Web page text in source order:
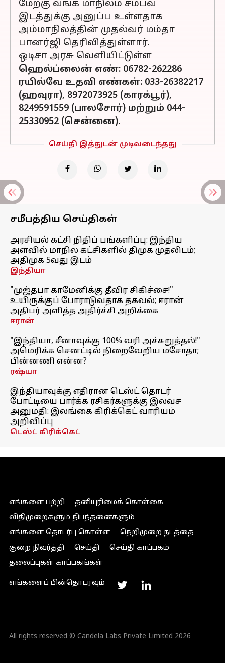
மேற்கு வங்க மாநிலம் சம்பவ
இடத்துக்கு அனுப்ப உள்ளதாக
அம்மாநிலத்தின் முதல்வர் மம்தா
பானர்ஜி தெரிவித்துள்ளார்.
ஒடிசா அரசு வெளியிட்டுள்ள
ஹெல்ப்லைன் எண்: 06782-262286
ரயில்வே உதவி எண்கள்: 033-26382217
(ஹவுரா), 8972073925 (காரக்பூர்),
8249591559 (பாலசோர்) மற்றும் 044-
25330952 (சென்னை).
செய்தி இத்துடன் முடிவடைந்தது
சமீபத்திய செய்திகள்
அரசியல் கட்சி நிதிப் பங்களிப்பு: இந்திய
அளவில் மாநில கட்சிகளில் திமுக முதலிடம்;
அதிமுக 5வது இடம்
இந்தியா
"முஜ்தபா காமேனிக்கு தீவிர சிகிச்சை!"
உயிருக்குப் போராடுவதாக தகவல்; ஈரான்
அதிபர் அளித்த அதிர்ச்சி அறிக்கை
ஈரான்
"இந்தியா, சீனாவுக்கு 100% வரி அச்சுறுத்தல்!"
அமெரிக்க செனட்டில் நிறைவேறிய மசோதா;
பின்னணி என்ன?
ரஷ்யா
இந்தியாவுக்கு எதிரான டெஸ்ட் தொடர்
போட்டியை பார்க்க ரசிகர்களுக்கு இலவச
அனுமதி: இலங்கை கிரிக்கெட் வாரியம்
அறிவிப்பு
டெஸ்ட் கிரிக்கெட்
எங்களை பற்றி
தனியுரிமைக் கொள்கை
விதிமுறைகளும் நிபந்தனைகளும்
எங்களை தொடர்பு கொள்ள
நெறிமுறை நடத்தை
குறை நிவர்த்தி
செய்தி
செய்தி காப்பகம்
தலைப்புகள் காப்பகங்கள்
எங்களைப் பின்தொடரவும்
All rights reserved © Candela Labs Private Limited 2026